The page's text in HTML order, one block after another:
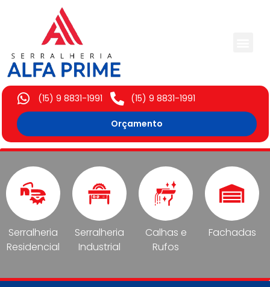
(15) 9 8831-1991 (15) 9 8831-1991
Orçamento
Serralheria
Residencial
Serralheria
Industrial
Calhas e
Rufos
Fachadas